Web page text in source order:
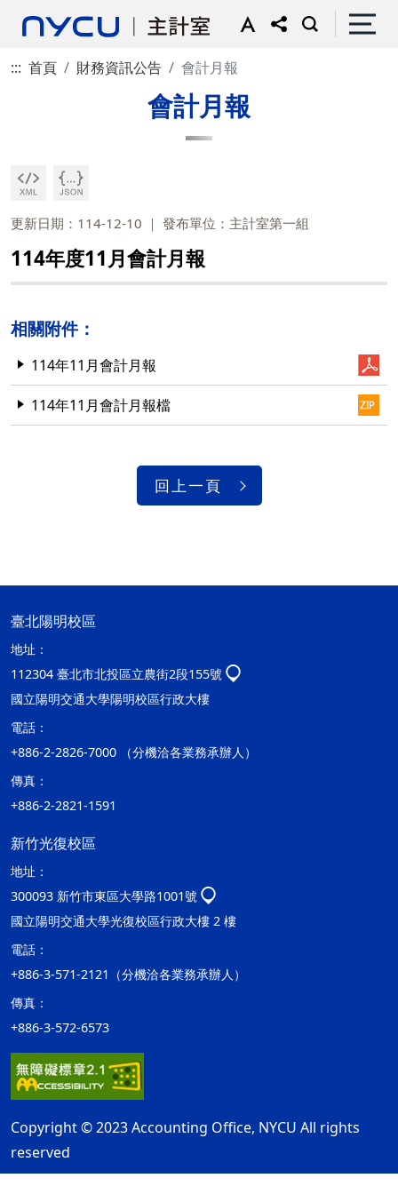
::: 首頁 財務資訊公告 會計月報
會計月報
更新日期：114-12-10 發布單位：主計室第一組
114年度11月會計月報
相關附件：
114年11月會計月報
114年11月會計月報檔
回上一頁
臺北陽明校區
地址：
112304 臺北市北投區立農街2段155號
國立陽明交通大學陽明校區行政大樓
電話：
+886-2-2826-7000 （分機洽各業務承辦人）
傳真：
+886-2-2821-1591
新竹光復校區
地址：
300093 新竹市東區大學路1001號
國立陽明交通大學光復校區行政大樓 2 樓
電話：
+886-3-571-2121（分機洽各業務承辦人）
傳真：
+886-3-572-6573
Copyright © 2023 Accounting Office, NYCU All rights
reserved